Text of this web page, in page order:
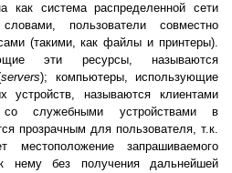
как система распределенной сети
пользователи совместно
(такими, как файлы и принтеры).
эти ресурсы, называются
servers); компьютеры, использующие
устройств, называются клиентами
служебными устройствами в
прозрачным для пользователя, т.к.
местоположение запрашиваемого
нему без получения дальнейшей